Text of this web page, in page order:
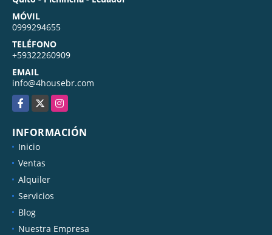
MÓVIL
0999294655
TELÉFONO
+59322260909
EMAIL
info@4housebr.com
Facebook
X Instagram
INFORMACIÓN
Inicio
Ventas
Alquiler
Servicios
Blog
Nuestra Empresa